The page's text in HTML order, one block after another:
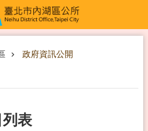
政府資訊公開
表